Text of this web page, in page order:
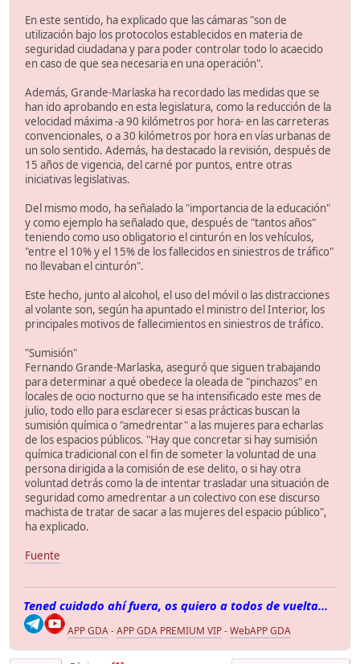
En este sentido, ha explicado que las cámaras "son de
utilización bajo los protocolos establecidos en materia de
seguridad ciudadana y para poder controlar todo lo acaecido
en caso de que sea necesaria en una operación".
Además, Grande-Marlaska ha recordado las medidas que se
han ido aprobando en esta legislatura, como la reducción de la
velocidad máxima -a 90 kilómetros por hora- en las carreteras
convencionales, o a 30 kilómetros por hora en vías urbanas de
un solo sentido. Además, ha destacado la revisión, después de
15 años de vigencia, del carné por puntos, entre otras
iniciativas legislativas.
Del mismo modo, ha señalado la "importancia de la educación"
y como ejemplo ha señalado que, después de "tantos años"
teniendo como uso obligatorio el cinturón en los vehículos,
"entre el 10% y el 15% de los fallecidos en siniestros de tráfico"
no llevaban el cinturón".
Este hecho, junto al alcohol, el uso del móvil o las distracciones
al volante son, según ha apuntado el ministro del Interior, los
principales motivos de fallecimientos en siniestros de tráfico.
"Sumisión"
Fernando Grande-Marlaska, aseguró que siguen trabajando
para determinar a qué obedece la oleada de "pinchazos" en
locales de ocio nocturno que se ha intensificado este mes de
julio, todo ello para esclarecer si esas prácticas buscan la
sumisión química o "amedrentar" a las mujeres para echarlas
de los espacios públicos. "Hay que concretar si hay sumisión
química tradicional con el fin de someter la voluntad de una
persona dirigida a la comisión de ese delito, o si hay otra
voluntad detrás como la de intentar trasladar una situación de
seguridad como amedrentar a un colectivo con ese discurso
machista de tratar de sacar a las mujeres del espacio público",
ha explicado.
Fuente
Tened cuidado ahí fuera, os quiero a todos de vuelta...
APP GDA-APP GDA PREMIUM VIP-WebAPP GDA